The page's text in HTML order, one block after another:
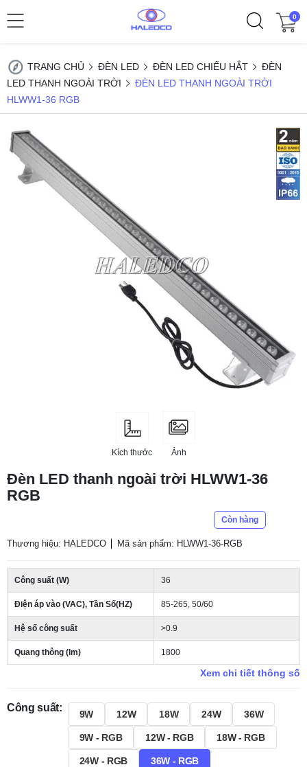
0
TRANG CHỦ ĐÈN LED ĐÈN LED CHIẾU HẮT
ĐÈN
LED THANH NGOÀI TRỜI
ĐÈN LED THANH NGOÀI TRỜI
HLWW1-36 RGB
Kích thước Ảnh
Đèn LED thanh ngoài trời HLWW1-36
RGB
Còn hàng
Thương hiệu: HALEDCO Mã sản phẩm: HLWW1-36-RGB
Công suất (W) 36
Điện áp vào (VAC), Tần Số(HZ) 85-265, 50/60
Hệ số công suất >0.9
Quang thông (lm) 1800
Xem chi tiết thông số
Công suất:
9W 12W 18W 24W 36W
9W - RGB 12W - RGB 18W - RGB
24W - RGB 36W - RGB